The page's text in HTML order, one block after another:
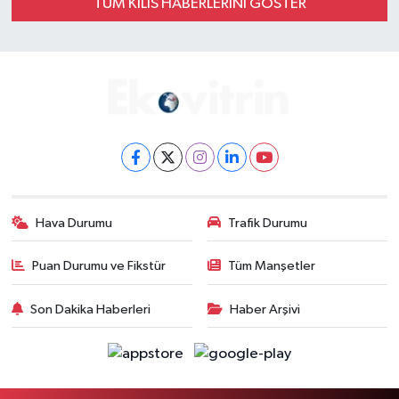
TÜM KİLİS HABERLERINI GÖSTER
Hava Durumu Trafik Durumu
Puan Durumu ve Fikstür Tüm Manşetler
Son Dakika Haberleri Haber Arşivi